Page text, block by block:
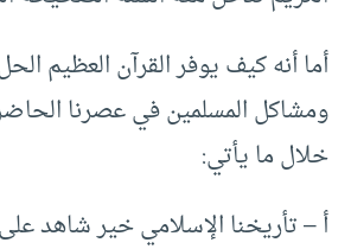
أما أنه كيف يوفر القرآن العظيم
ومشاكل المسلمين في عصرنا
خلال ما يأتي:
‌أ – تأريخنا الإسلامي خير شاهد